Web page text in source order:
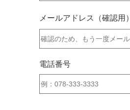
メールアドレス（確認用）
電話番号